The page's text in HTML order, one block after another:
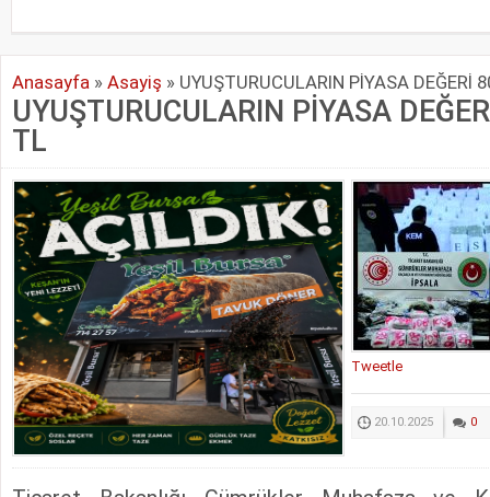
Anasayfa » Asayiş » UYUŞTURUCULARIN PİYASA DEĞERİ
UYUŞTURUCULARIN PİYASA
TL
Tweetle
20.10.2025 0